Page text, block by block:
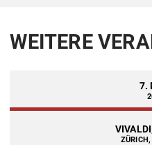
WEITERE
7.